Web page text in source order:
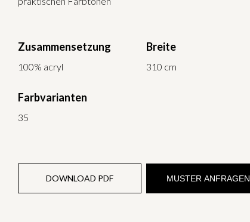
Zusammensetzung
100% acryl
Breite
310 cm
Farbvarianten
35
DOWNLOAD PDF MUSTER ANFRAGEN